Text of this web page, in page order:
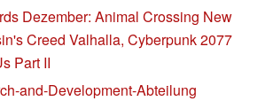
Dezember: Animal Crossing New
Creed Valhalla, Cyberpunk 2077
Part II
and-Development-Abteilung